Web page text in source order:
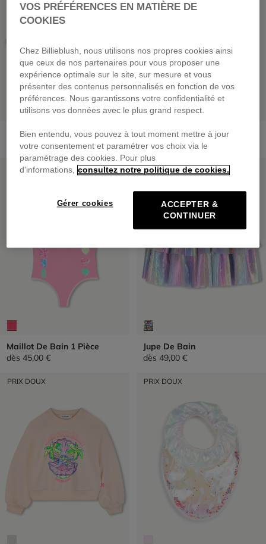
Lunettes De Soleil Papillon
25,00 €
Sweat Zippé À Capuche
dès55,00 €
PRIX DOUX
Maillot De Bain 1 Pièce
dès 45,00 €
PRIX DOUX
Jupe De Bain
dès 49,00 €
PRIX DOUX PRIX DOUX
VOS PRÉFÉRENCES EN MATIÈRE DE
COOKIES
Chez Billieblush, nous utilisons nos propres cookies ainsi
que ceux de nos partenaires pour vous proposer une
expérience optimale sur le site, sur mesure et vous
présenter des contenus personnalisés en fonction de vos
préférences. Nous garantissons votre confidentialité et
utilisons vos données avec le plus grand respect.
Bien entendu, vous pouvez à tout moment mettre à jour
votre consentement et paramétrer vos choix via le
paramétrage des cookies. Pour plus
d'informations, consultez notre politique de cookies.
Gérer cookies
ACCEPTER &
CONTINUER